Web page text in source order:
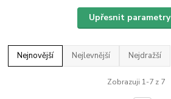
Upřesnit parametry
Nejnovější Nejlevnější Nejdražší
Zobrazuji 1-7 z 7